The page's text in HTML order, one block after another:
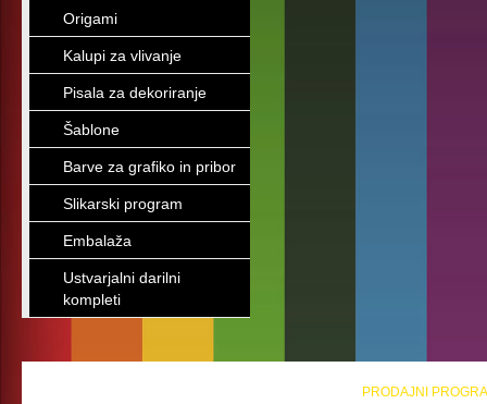
Origami
Kalupi za vlivanje
Pisala za dekoriranje
Šablone
Barve za grafiko in pribor
Slikarski program
Embalaža
Ustvarjalni darilni
kompleti
PRODAJNI